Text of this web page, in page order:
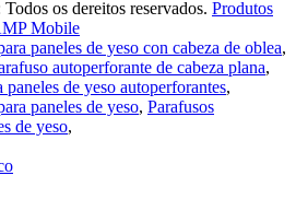
os dereitos reservados. Produtos
Mobile
paneles de yeso con cabeza de oblea,
autoperforante de cabeza plana,
paneles de yeso autoperforantes,
paneles de yeso, Parafusos
de yeso,